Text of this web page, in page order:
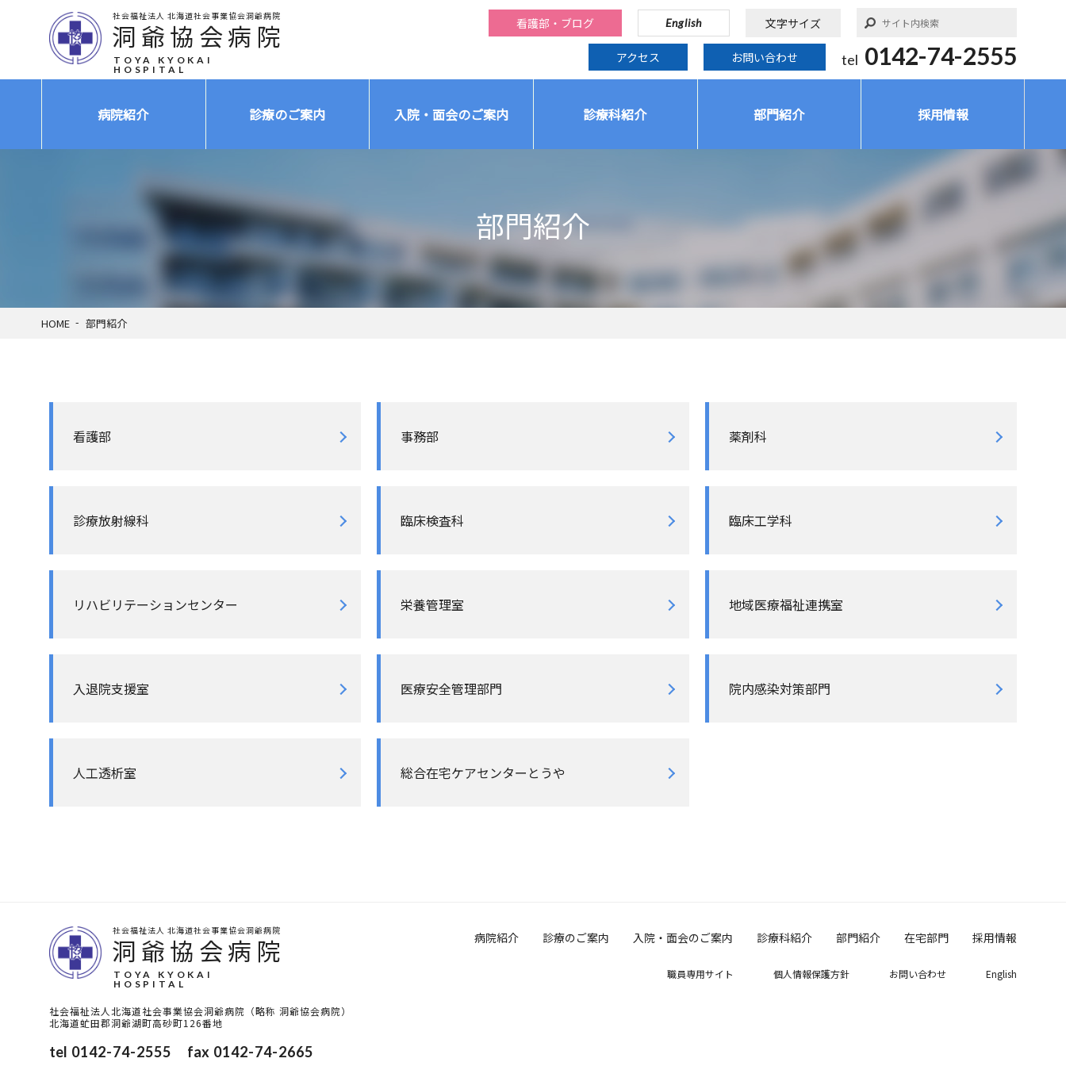
社会福祉法人 北海道社会事業協会洞爺病院
洞爺協会病院
TOYA KYOKAI
HOSPITAL
看護部・ブログ English 文字サイズ
アクセス お問い合わせ tel 0142-74-2555
病院紹介 診療のご案内 入院・面会のご案内 診療科紹介 部門紹介 採用情報
部門紹介
HOME 部門紹介
看護部 事務部 薬剤科
診療放射線科 臨床検査科 臨床工学科
リハビリテーションセンター 栄養管理室 地域医療福祉連携室
入退院支援室 医療安全管理部門 院内感染対策部門
人工透析室 総合在宅ケアセンターとうや
社会福祉法人 北海道社会事業協会洞爺病院
洞爺協会病院
TOYA KYOKAI
HOSPITAL
社会福祉法人北海道社会事業協会洞爺病院（略称 洞爺協会病院）
北海道虻田郡洞爺湖町高砂町126番地
tel 0142-74-2555 fax 0142-74-2665
病院紹介 診療のご案内 入院・面会のご案内 診療科紹介 部門紹介 在宅部門 採用情報
職員専用サイト 個人情報保護方針 お問い合わせ English